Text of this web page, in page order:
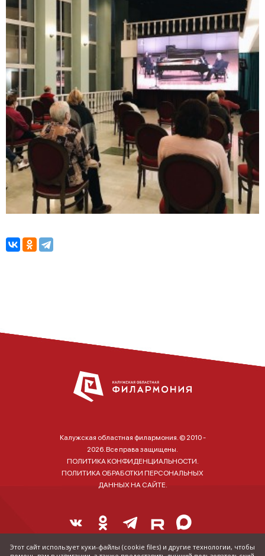
Калужская областная филармония. © 2010 -
2026. Все права защищены.
ПОЛИТИКА КОНФИДЕНЦИАЛЬНОСТИ.
ПОЛИТИКА ОБРАБОТКИ ПЕРСОНАЛЬНЫХ
ДАННЫХ НА САЙТЕ.
Этот сайт использует куки-файлы (cookie files) и другие технологии, чтобы